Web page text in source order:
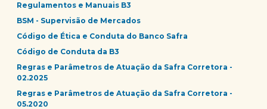
Regulamentos e Manuais B3
BSM - Supervisão de Mercados
Código de Ética e Conduta do Banco Safra
Código de Conduta da B3
Regras e Parâmetros de Atuação da Safra Corretora -
02.2025
Regras e Parâmetros de Atuação da Safra Corretora -
05.2020